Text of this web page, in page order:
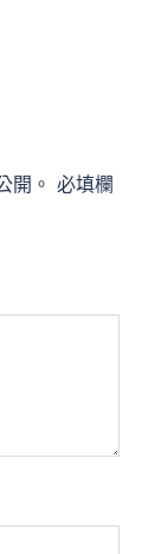
開。 必填欄